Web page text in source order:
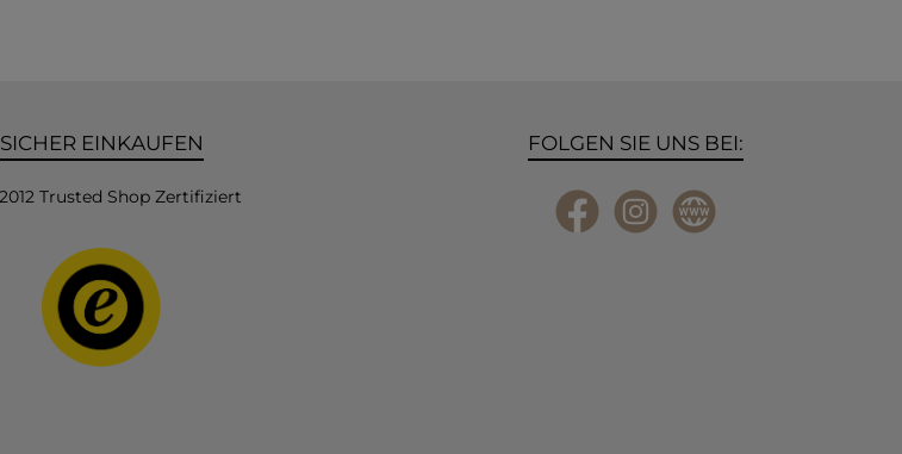
SICHER EINKAUFEN
Trusted Shop Zertifiziert
FOLGEN SIE UNS BEI:
FacebookInstagramWebsite